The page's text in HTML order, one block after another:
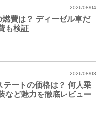
費は？ ディーゼル車だ
も検証
2026/08/04
テートの価格は？ 何人乗
など魅力を徹底レビュー
2026/08/03